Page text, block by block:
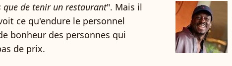
de tenir un restaurant". Mais il
ce qu'endure le personnel
bonheur des personnes qui
de prix.